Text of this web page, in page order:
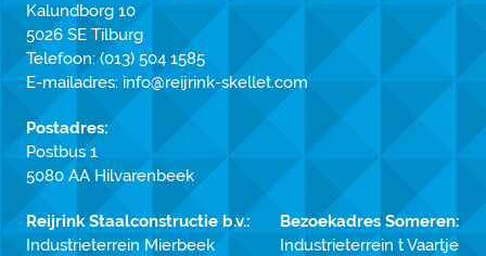
Kalundborg 10
5026 SE Tilburg
Telefoon: (013) 504 1585
E-mailadres: info@reijrink-skellet.com
Postadres:
Postbus 1
5080 AA Hilvarenbeek
Reijrink Staalconstructie b.v.:
Industrieterrein Mierbeek
Bezoekadres Someren:
Industrieterrein t Vaartje